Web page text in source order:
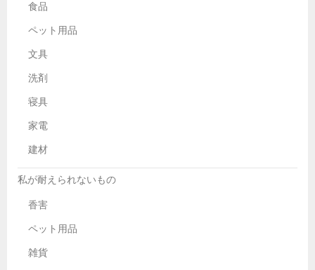
食品
ペット用品
文具
洗剤
寝具
家電
建材
私が耐えられないもの
香害
ペット用品
雑貨